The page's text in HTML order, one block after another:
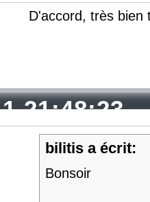
D'accord, très
21:48:23
bilitis a écrit:
Bonsoir